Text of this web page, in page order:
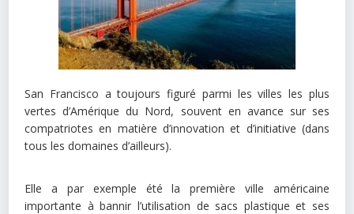
San Francisco a toujours figuré parmi les villes les plus
vertes d’Amérique du Nord, souvent en avance sur ses
compatriotes en matière d’innovation et d’initiative (dans
tous les domaines d’ailleurs).
Elle a par exemple été la première ville américaine
importante à bannir l’utilisation de sacs plastique et ses